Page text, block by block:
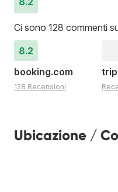
Ci sono 128 commenti
8.2
booking.com
128 Recensioni
Ubicazione /